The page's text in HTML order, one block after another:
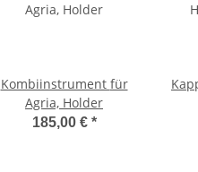
Kombiinstrument für
Agria, Holder
185,00 € *